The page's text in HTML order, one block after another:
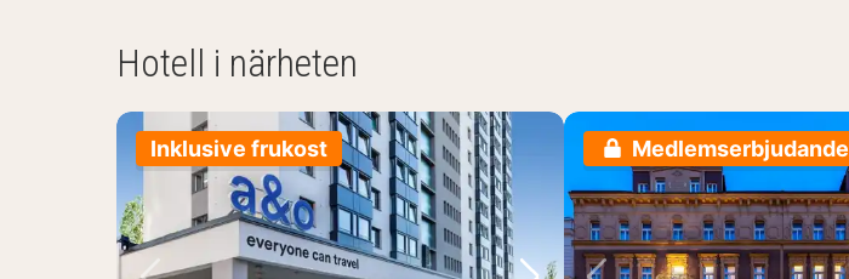
Hotell i närheten
Inklusive frukost Medlemserbjudande